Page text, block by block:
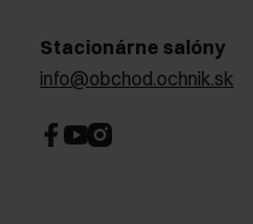
Stacionárne salóny
info@obchod.ochnik.sk